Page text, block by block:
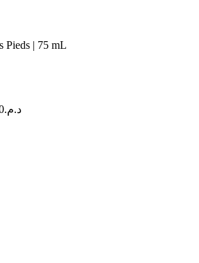
Pieds | 75 mL
د.م.Plage